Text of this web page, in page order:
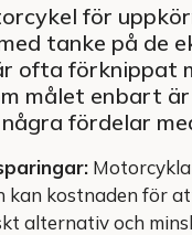
för
tanke på de
ofta förknippat
målet enbart
fördelar
kan kostnaden för
alternativ och